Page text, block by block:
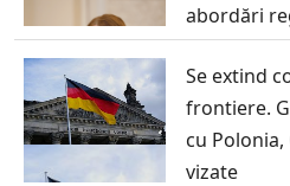
abordări
Se extind
frontiere.
cu Polonia,
vizate